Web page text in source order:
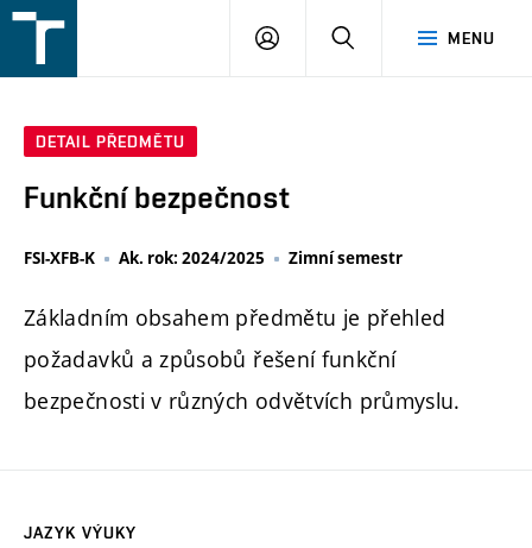
v
MENU
PŘIHLÁŠENÍ
DETAIL PŘEDMĚTU
Funkční bezpečnost
FSI-XFB-K Ak. rok: 2024/2025 Zimní semestr
Základním obsahem předmětu je přehled
požadavků a způsobů řešení funkční
bezpečnosti v různých odvětvích průmyslu.
JAZYK VÝUKY